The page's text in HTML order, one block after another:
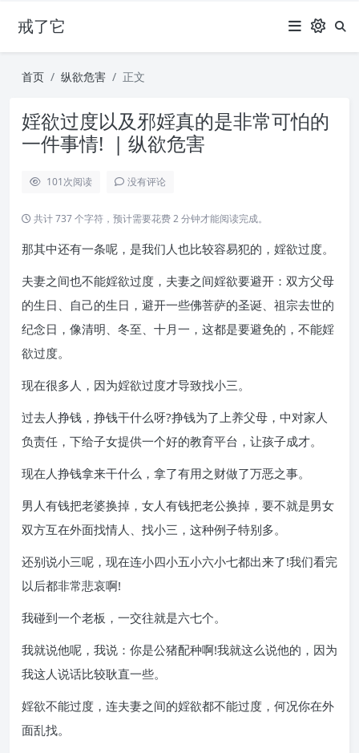
戒了它
首页 纵欲危害 正文
婬欲过度以及邪婬真的是非常可怕的
一件事情! | 纵欲危害
101次阅读 没有评论
共计 737 个字符，预计需要花费 2 分钟才能阅读完成。
那其中还有一条呢，是我们人也比较容易犯的，婬欲过度。
夫妻之间也不能婬欲过度，夫妻之间婬欲要避开：双方父母
的生日、自己的生日，避开一些佛菩萨的圣诞、祖宗去世的
纪念日，像清明、冬至、十月一，这都是要避免的，不能婬
欲过度。
现在很多人，因为婬欲过度才导致找小三。
过去人挣钱，挣钱干什么呀?挣钱为了上养父母，中对家人
负责任，下给子女提供一个好的教育平台，让孩子成才。
现在人挣钱拿来干什么，拿了有用之财做了万恶之事。
男人有钱把老婆换掉，女人有钱把老公换掉，要不就是男女
双方互在外面找情人、找小三，这种例子特别多。
还别说小三呢，现在连小四小五小六小七都出来了!我们看完
以后都非常悲哀啊!
我碰到一个老板，一交往就是六七个。
我就说他呢，我说：你是公猪配种啊!我就这么说他的，因为
我这人说话比较耿直一些。
婬欲不能过度，连夫妻之间的婬欲都不能过度，何况你在外
面乱找。